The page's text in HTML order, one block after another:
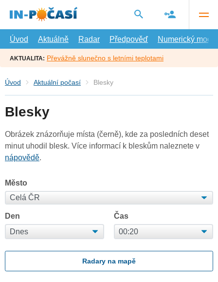
hlavní
Úvod
Aktuálně Radar Předpověď Numerický model
AKTUALITA: Převážně slunečno s letními teplotami
Úvod Aktuální počasí Blesky
Blesky
Obrázek znázorňuje místa (černě), kde za posledních deset
minut uhodil blesk. Více informací k bleskům naleznete v
nápovědě.
Město
Den Čas
Radary na mapě